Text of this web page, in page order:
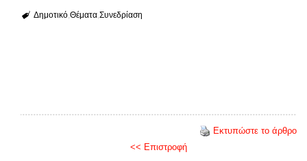
Δημοτικό Θέματα Συνεδρίαση
Εκτυπώστε το άρθρο
<< Επιστροφή